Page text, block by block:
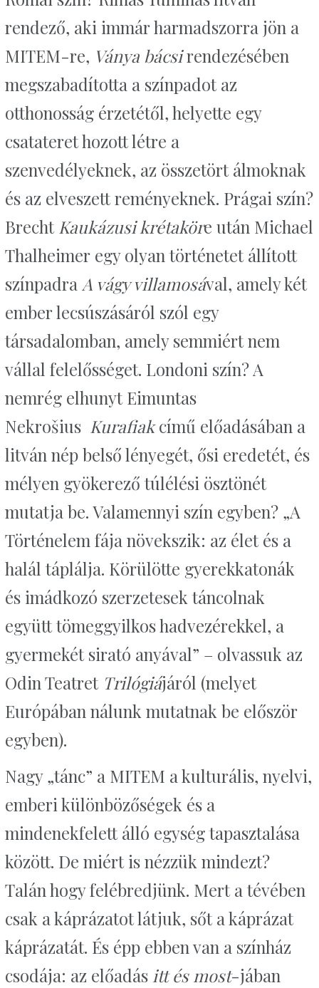
rendező, aki immár harmadszorra jön a
MITEM-re, Ványa bácsirendezésében
megszabadította a színpadot az
otthonosság érzetétől, helyette egy
csatateret hozott létre a
szenvedélyeknek, az összetört álmoknak
és az elveszett reményeknek. Prágai szín?
Brecht Kaukázusi krétaköre után Michael
Thalheimer egy olyan történetet állított
színpadra A vágy villamosával, amely két
ember lecsúszásáról szól egy
társadalomban, amely semmiért nem
vállal felelősséget. Londoni szín? A
nemrég elhunyt Eimuntas
Nekrošius Kurafiakcímű előadásában a
litván nép belső lényegét, ősi eredetét, és
mélyen gyökerező túlélési ösztönét
mutatja be. Valamennyi szín egyben? „A
Történelem fája növekszik: az élet és a
halál táplálja. Körülötte gyerekkatonák
és imádkozó szerzetesek táncolnak
együtt tömeggyilkos hadvezérekkel, a
gyermekét sirató anyával” – olvassuk az
Odin Teatret Trilógiájáról (melyet
Európában nálunk mutatnak be először
egyben).
Nagy „tánc” a MITEM a kulturális, nyelvi,
emberi különbözőségek és a
mindenekfelett álló egység tapasztalása
között. De miért is nézzük mindezt?
Talán hogy felébredjünk. Mert a tévében
csak a káprázatot látjuk, sőt a káprázat
káprázatát. És épp ebben van a színház
csodája: az előadás itt és most-jában